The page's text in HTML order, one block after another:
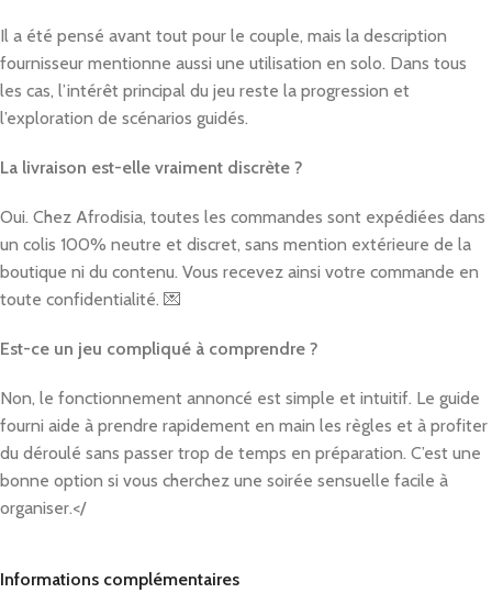
Il a été pensé avant tout pour le couple, mais la description
fournisseur mentionne aussi une utilisation en solo. Dans tous
les cas, l’intérêt principal du jeu reste la progression et
l’exploration de scénarios guidés.
La livraison est-elle vraiment discrète ?
Oui. Chez Afrodisia, toutes les commandes sont expédiées dans
un colis 100% neutre et discret, sans mention extérieure de la
boutique ni du contenu. Vous recevez ainsi votre commande en
toute confidentialité. 💌
Est-ce un jeu compliqué à comprendre ?
Non, le fonctionnement annoncé est simple et intuitif. Le guide
fourni aide à prendre rapidement en main les règles et à profiter
du déroulé sans passer trop de temps en préparation. C’est une
bonne option si vous cherchez une soirée sensuelle facile à
organiser.</
Informations complémentaires